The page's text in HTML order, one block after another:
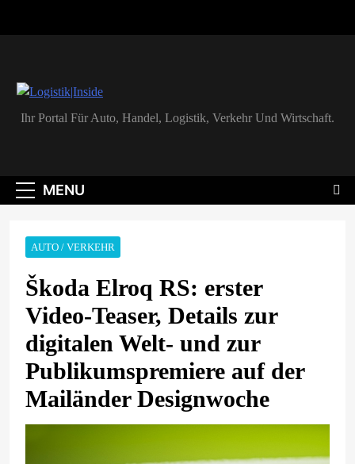
Logistik|Inside
Ihr Portal Für Auto, Handel, Logistik, Verkehr Und Wirtschaft.
MENU
AUTO / VERKEHR
Škoda Elroq RS: erster
Video-Teaser, Details zur
digitalen Welt- und zur
Publikumspremiere auf der
Mailänder Designwoche